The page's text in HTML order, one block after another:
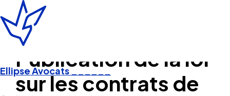
Ellipse Avocats______
Publication de la loi
sur les contrats de